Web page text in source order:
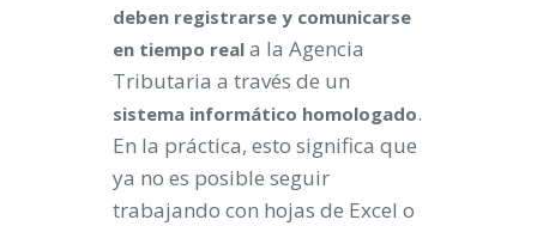
deben registrarse y comunicarse
en tiempo real a la Agencia
Tributaria a través de un
sistema informático homologado.
En la práctica, esto significa que
ya no es posible seguir
trabajando con hojas de Excel o